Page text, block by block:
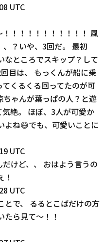
UTC
！！！！！！！！！！ 風
？いや、3回だ。 最初
なところでスキップ？して
目は、 もっくんが船に乗
くるくる回ってたのが可
ゃんが葉っぱの人？と遊
絶。 ほぼ、3人が可愛か
よね😅でも、可愛いことに
UTC
けど、、 おはよう言うの
UTC
とで、 るるとこばだけの方
ら見て〜！！